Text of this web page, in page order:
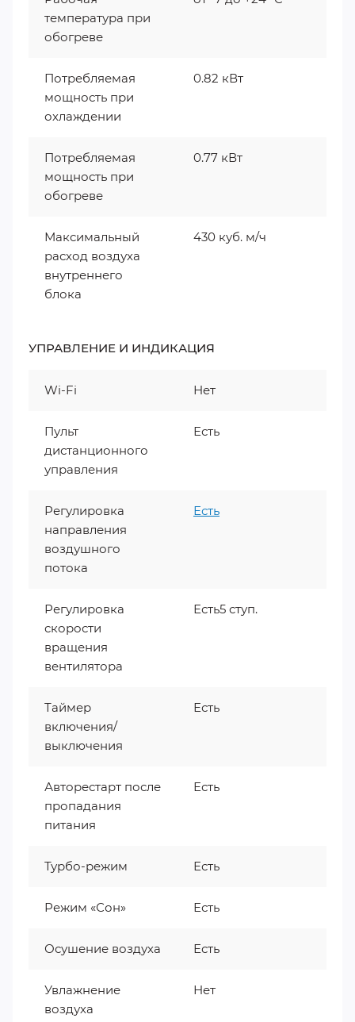
температура при
обогреве
Потребляемая
мощность при
охлаждении
0.82 кВт
Потребляемая
мощность при
обогреве
0.77 кВт
Максимальный
расход воздуха
внутреннего
блока
430 куб. м/ч
УПРАВЛЕНИЕ И ИНДИКАЦИЯ
Wi-Fi Нет
Пульт
дистанционного
управления
Есть
Регулировка
направления
воздушного
потока
Есть
Регулировка
скорости
вращения
вентилятора
Есть5 ступ.
Таймер
включения/
выключения
Есть
Авторестарт после
пропадания
питания
Есть
Турбо-режим Есть
Режим «Сон» Есть
Осушение воздуха Есть
Увлажнение
воздуха
Нет